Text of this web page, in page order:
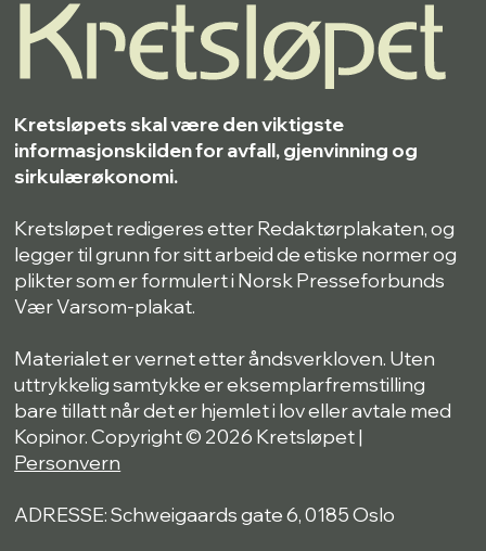
Kretsløpets skal være den viktigste
informasjonskilden for avfall, gjenvinning og
sirkulærøkonomi.
Kretsløpet redigeres etter Redaktørplakaten, og
legger til grunn for sitt arbeid de etiske normer og
plikter som er formulert i Norsk Presseforbunds
Vær Varsom-plakat.
Materialet er vernet etter åndsverkloven. Uten
uttrykkelig samtykke er eksemplarfremstilling
bare tillatt når det er hjemlet i lov eller avtale med
Kopinor. Copyright © 2026 Kretsløpet |
Personvern
ADRESSE: Schweigaards gate 6, 0185 Oslo